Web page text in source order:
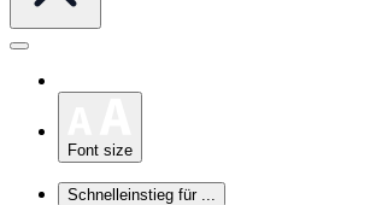
Font size
Schnelleinstieg für ...